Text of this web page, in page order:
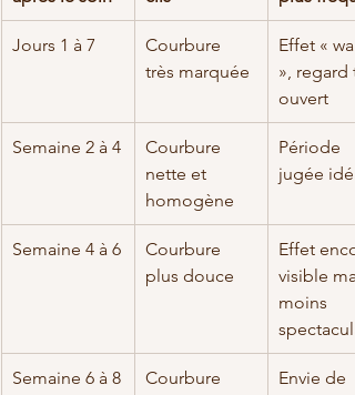
Jours 1 à 7
Courbure
très marquée
Effet «
», regard
ouvert
Semaine 2 à 4
Courbure
nette et
homogène
Période
jugée
Semaine 4 à 6
Courbure
plus douce
Effet
visible
moins
Semaine 6 à 8
Courbure
Envie de